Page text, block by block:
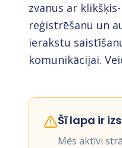
zvanus ar
reģistrēšanu un
ierakstu
komunikācijai.
Šī lapa ir
Mēs aktīvi